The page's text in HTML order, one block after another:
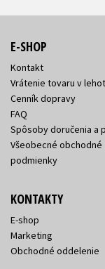
E-SHOP
Kontakt
Vrátenie tovaru v
Cenník dopravy
FAQ
Spôsoby doručenia a
Všeobecné obchodné
podmienky
KONTAKTY
E-shop
Marketing
Obchodné oddelenie